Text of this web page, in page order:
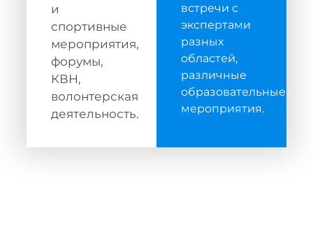
и
спортивные
мероприятия,
форумы,
КВН,
волонтерская
деятельность.
встречи с
экспертами
разных
областей,
различные
образовательные
мероприятия.